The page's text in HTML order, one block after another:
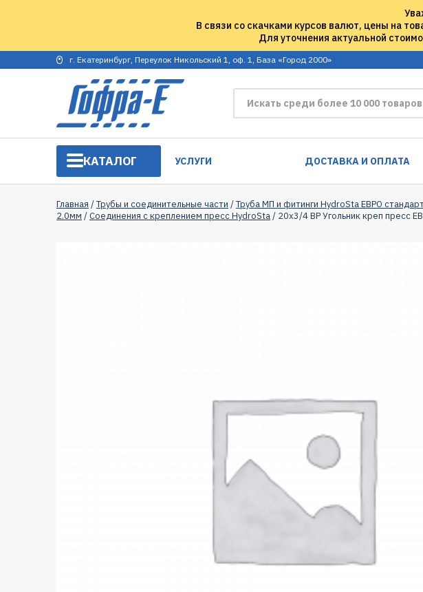
В связи со скачками курсов валют, цены на
Для уточнения актуальной
г. Екатеринбург, Переулок Никольский 1, оф. 1, База «Город 2000»
КАТАЛОГ УСЛУГИ ДОСТАВКА И ОПЛАТА
Главная /Трубы и соединительные части /Труба МП и фитинги HydroSta ЕВРО
2.0мм /Соединения с креплением пресс HydroSta/ 20х3/4 ВР Угольник креп пресс